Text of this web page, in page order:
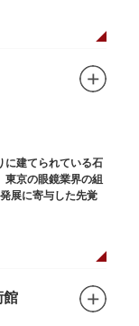
しており、小説の
せています。
に建てられている石
東京の眼鏡業界の組
展に寄与した先覚
館